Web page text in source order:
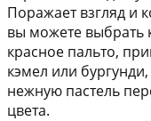
Поражает взгляд и
вы можете выбрать
красное пальто,
кэмел или
нежную пастель
цвета.